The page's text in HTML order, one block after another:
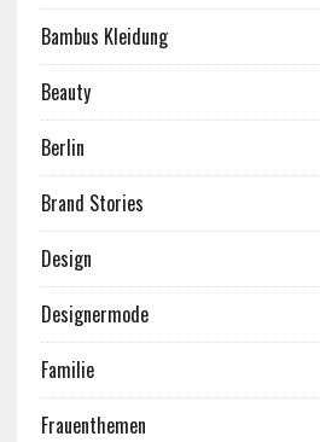
Bambus Kleidung
Beauty
Berlin
Brand Stories
Design
Designermode
Familie
Frauenthemen